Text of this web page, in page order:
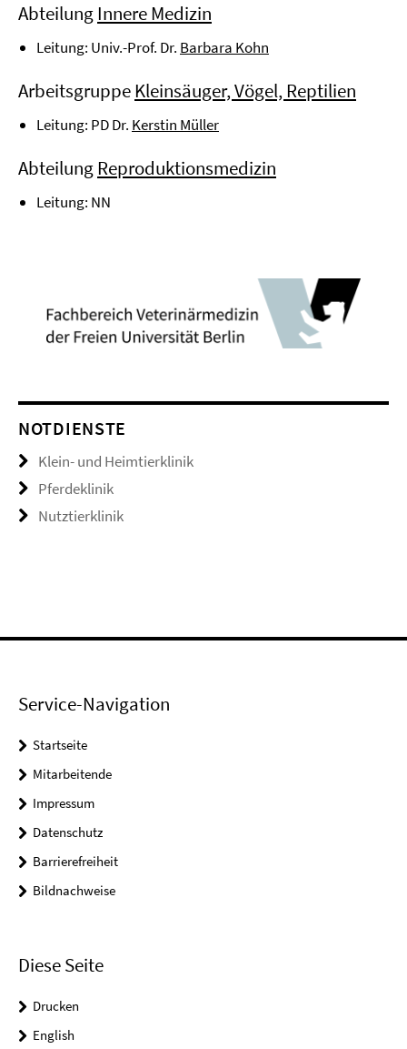
AbteilungInnere Medizin
Leitung: Univ.-Prof. Dr. Barbara Kohn
ArbeitsgruppeKleinsäuger, Vögel, Reptilien
Leitung: PD Dr. Kerstin Müller
AbteilungReproduktionsmedizin
Leitung: NN
NOTDIENSTE
Klein- und Heimtierklinik
Pferdeklinik
Nutztierklinik
Service-Navigation
Startseite
Mitarbeitende
Impressum
Datenschutz
Barrierefreiheit
Bildnachweise
Diese Seite
Drucken
English